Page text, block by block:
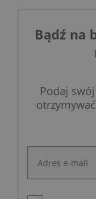
Bądź na
Podaj